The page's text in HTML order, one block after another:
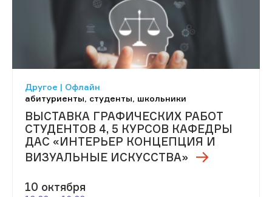
Другое | Офлайн
абитуриенты, студенты, школьники
ВЫСТАВКА ГРАФИЧЕСКИХ РАБОТ
СТУДЕНТОВ 4, 5 КУРСОВ КАФЕДРЫ
ДАС «ИНТЕРЬЕР КОНЦЕПЦИЯ И
ВИЗУАЛЬНЫЕ ИСКУССТВА»
10 октября